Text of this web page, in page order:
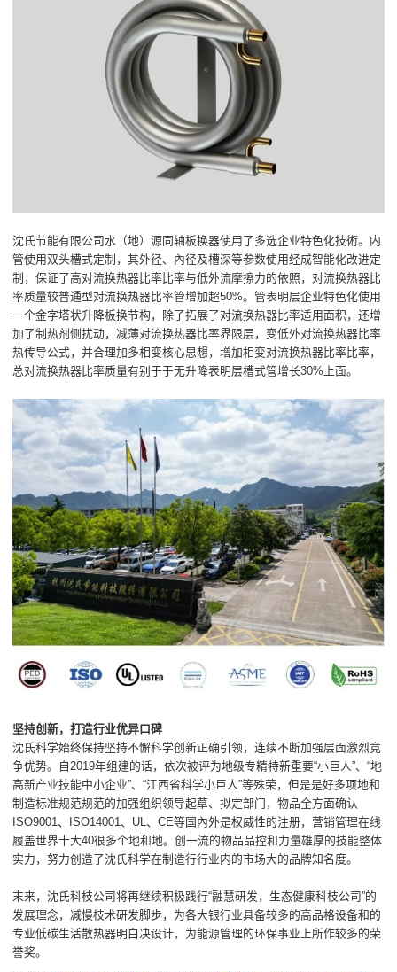
沈氏节能有限公司水（地）源同轴板换器使用了多选企业特色化技術。内
管使用双头槽式定制，其外径、內径及槽深等参数使用经成智能化改进定
制，保证了高对流换热器比率比率与低外流摩擦力的依照，对流换热器比
率质量较普通型对流换热器比率管增加超50%。管表明层企业特色化使用
一个金字塔状升降板换节构，除了拓展了对流换热器比率适用面积，还增
加了制热剂侧扰动，减薄对流换热器比率界限层，变低外对流换热器比率
热传导公式，并合理加多相变核心思想，增加相变对流换热器比率比率，
总对流换热器比率质量有别于于无升降表明层槽式管增长30%上面。
坚持创新，打造行业优异口碑
沈氏科学始终保持坚持不懈科学创新正确引领，连续不断加强层面激烈竞
争优势。自2019年组建的话，依次被评为地级专精特新重要“小巨人”、“地
高新产业技能中小企业”、“江西省科学小巨人”等殊荣，但是是好多项地和
制造标准规范规范的加强组织领导起草、拟定部门，物品全方面确认
ISO9001、ISO14001、UL、CE等国內外是权威性的注册，营销管理在线
履盖世界十大40很多个地和地。创一流的物品品控和力量雄厚的技能整体
实力，努力创造了沈氏科学在制造行行业内的市场大的品牌知名度。
末来，沈氏科枝公司将再继续积极践行“融慧研发，生态健康科枝公司”的
发展理念，减慢枝术研发脚步，为各大银行业具备较多的高品格设备和的
专业低碳生活散热器明白决设计，为能源管理的环保事业上所作较多的荣
誉奖。